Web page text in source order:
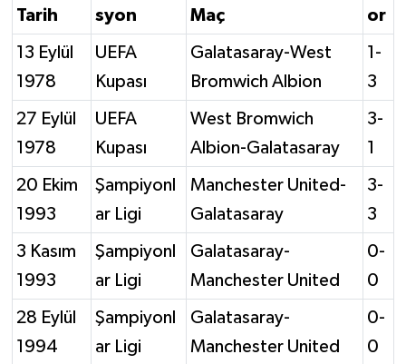
Tarih
syon
Maç
or
13 Eylül
1978
UEFA
Kupası
Galatasaray-West
Bromwich Albion
1-
3
27 Eylül
1978
UEFA
Kupası
West Bromwich
Albion-Galatasaray
3-
1
20 Ekim
1993
Şampiyonl
ar Ligi
Manchester United-
Galatasaray
3-
3
3 Kasım
1993
Şampiyonl
ar Ligi
Galatasaray-
Manchester United
0-
0
28 Eylül
1994
Şampiyonl
ar Ligi
Galatasaray-
Manchester United
0-
0